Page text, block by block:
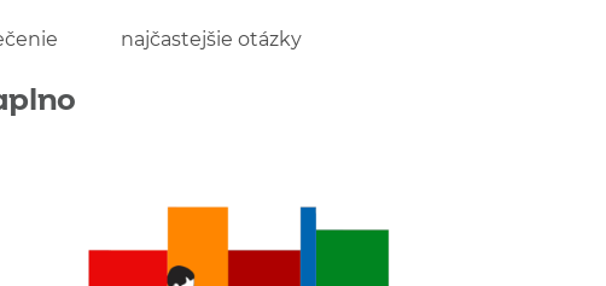
najčastejšie otázky